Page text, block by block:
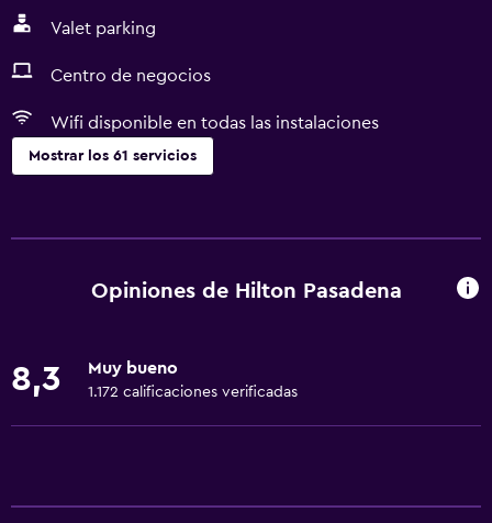
Valet parking
Centro de negocios
Wifi disponible en todas las instalaciones
Mostrar los 61 servicios
Salas de conferencia
Servicio de despertador
Opiniones de Hilton Pasadena
8,3 Muy bueno
1.172 calificaciones verificadas